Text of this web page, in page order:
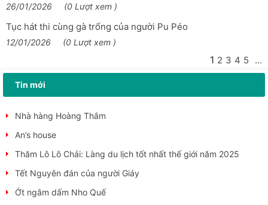
26/01/2026 (0 Lượt xem )
Tục hát thi cùng gà trống của người Pu Péo
12/01/2026 (0 Lượt xem )
1 2 3 4 5 ...
Tin mới
Trưng bày sản phẩm STEM về văn hoá truyền thồng trong
trường học
Tổng kết hoạt động Tiểu ban chuyên môn về Công viên địa
Lễ ra đồng Pặt oong” của người Pu Péo
Nhà hàng Hoàng Thắm
An’s house
Thăm Lô Lô Chải: Làng du lịch tốt nhất thế giới năm 2025
Tết Nguyên đán của người Giáy
Ớt ngâm dấm Nho Quế